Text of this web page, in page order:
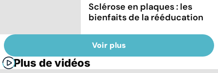
Sclérose en plaques : les
bienfaits de la rééducation
Voir plus
Plus de vidéos